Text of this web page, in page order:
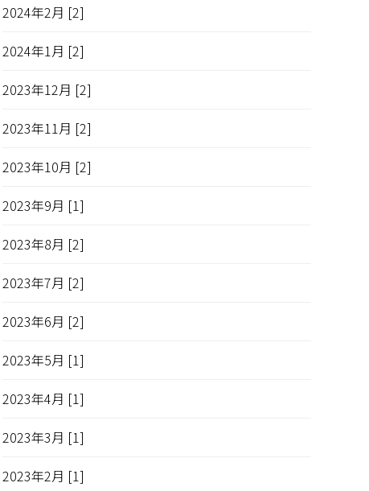
2024年2月 [2]
2024年1月 [2]
2023年12月 [2]
2023年11月 [2]
2023年10月 [2]
2023年9月 [1]
2023年8月 [2]
2023年7月 [2]
2023年6月 [2]
2023年5月 [1]
2023年4月 [1]
2023年3月 [1]
2023年2月 [1]